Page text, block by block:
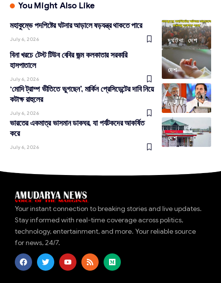
You Might Also Like
দুর্ঘটনা দেশ
মহাকুম্ভে পদপিষ্টের ঘটনার আড়ালে ষড়যন্ত্র থাকতে পারে
July 6, 2026
দেশ
বিনা খরচে টেস্ট টিউব বেবির জন্ম কলকাতার সরকারি
হাসপাতালে
July 6, 2026
দেশ
‘মোদি ট্রাম্প ভীতিতে ভুগছেন’, মার্কিন প্রেসিডেন্টের দাবি নিয়ে
কটাক্ষ রাহুলের
July 6, 2026
দেশ
ভারতের একমাত্র ভাসমান ডাকঘর, যা পর্যটকদের আকর্ষিত
করে
July 6, 2026
Your instant connection to breaking stories and live updates.
Stay informed with real-time coverage across politics,
technology, entertainment, and more. Your reliable source
for news, 24/7.